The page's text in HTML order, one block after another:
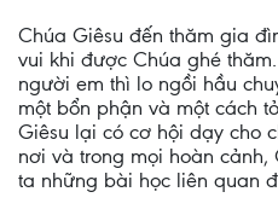
Chúa Giêsu đến thăm gia
vui khi được Chúa ghé
người em thì lo ngồi hầu
một bổn phận và một cách
Giêsu lại có cơ hội dạy cho
nơi và trong mọi hoàn cảnh,
ta những bài học liên quan